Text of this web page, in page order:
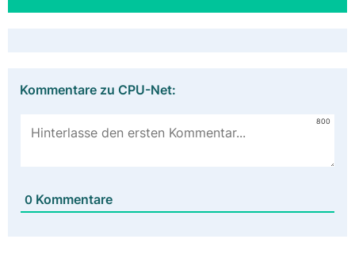
Kommentare zu CPU-Net:
800
0 Kommentare